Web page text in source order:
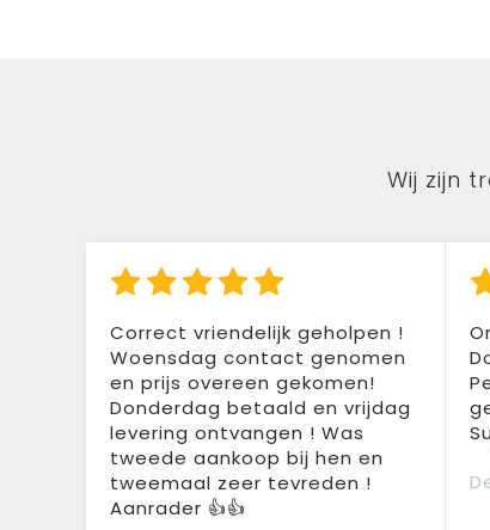
Wij zijn
Correct vriendelijk geholpen !
Woensdag contact genomen
en prijs overeen gekomen!
Donderdag betaald en vrijdag
levering ontvangen ! Was
tweede aankoop bij hen en
tweemaal zeer tevreden !
Aanrader 👍👍